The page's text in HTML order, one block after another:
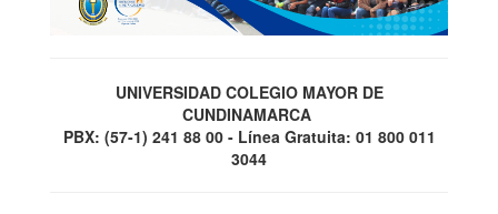
UNIVERSIDAD COLEGIO MAYOR DE
CUNDINAMARCA
PBX: (57-1) 241 88 00 - Línea Gratuita: 01 800 011
3044